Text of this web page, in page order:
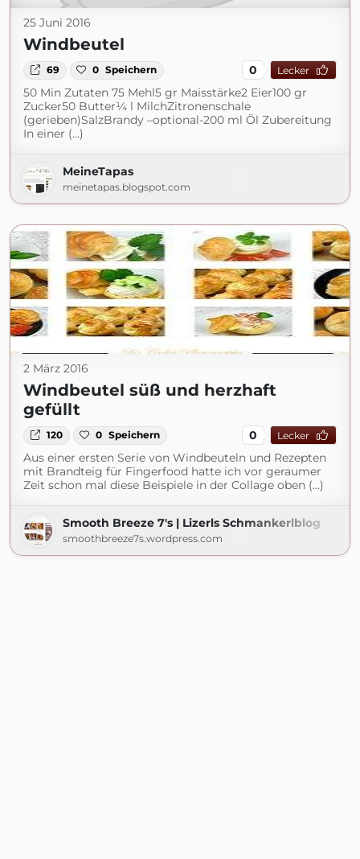
25 Juni 2016
Windbeutel
69 0 Speichern 0 Lecker
50 Min Zutaten 75 Mehl5 gr Maisstärke2 Eier100 gr
Zucker50 Butter¼ l MilchZitronenschale
(gerieben)SalzBrandy –optional-200 ml Öl Zubereitung
In einer (...)
MeineTapas
meinetapas.blogspot.com
2 März 2016
Windbeutel süß und herzhaft
gefüllt
120 0 Speichern 0 Lecker
Aus einer ersten Serie von Windbeuteln und Rezepten
mit Brandteig für Fingerfood hatte ich vor geraumer
Zeit schon mal diese Beispiele in der Collage oben (...)
Smooth Breeze 7's | Lizerls Schmankerlblog
smoothbreeze7s.wordpress.com